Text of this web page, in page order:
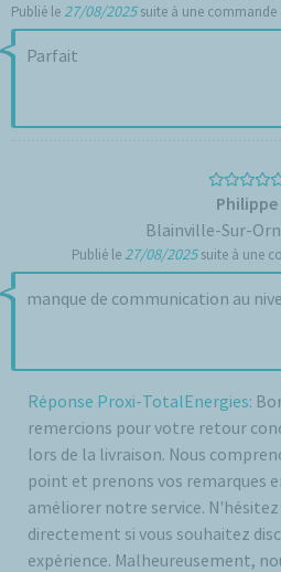
Publié le27/08/2025suite à une commande
Parfait
Philippe
Blainville-Sur-
Publié le27/08/2025suite à une
manque de communication au
Réponse Proxi-TotalEnergies:
remercions pour votre retour
lors de la livraison. Nous
point et prenons vos remarques
améliorer notre service.
directement si vous souhaitez
expérience. Malheureusement,